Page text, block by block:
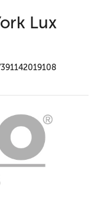
Lux